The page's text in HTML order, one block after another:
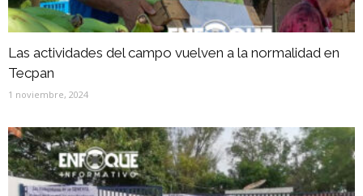
Las actividades del campo vuelven a la normalidad en
Tecpan
1 noviembre, 2024